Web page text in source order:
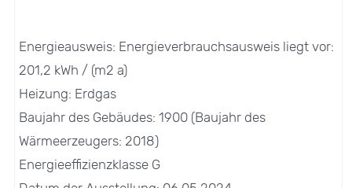
Energieausweis: Energieverbrauchsausweis liegt vor:
201,2 kWh / (m2 a)
Heizung: Erdgas
Baujahr des Gebäudes: 1900 (Baujahr des
Wärmeerzeugers: 2018)
Energieeffizienzklasse G